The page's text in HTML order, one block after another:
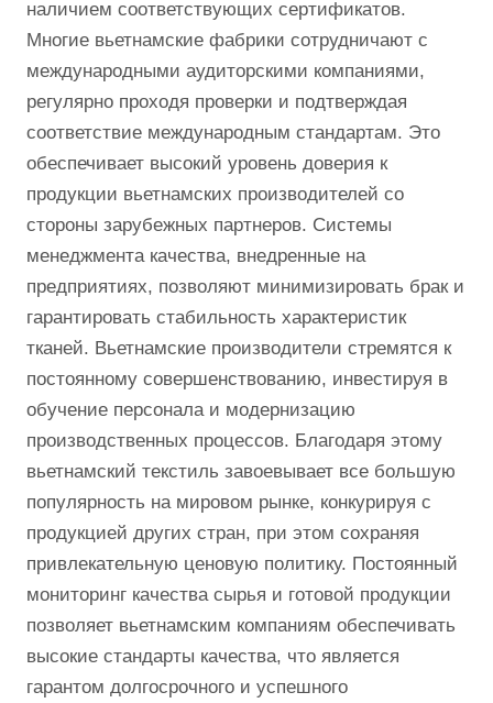
наличием соответствующих сертификатов.
Многие вьетнамские фабрики сотрудничают с
международными аудиторскими компаниями,
регулярно проходя проверки и подтверждая
соответствие международным стандартам. Это
обеспечивает высокий уровень доверия к
продукции вьетнамских производителей со
стороны зарубежных партнеров. Системы
менеджмента качества, внедренные на
предприятиях, позволяют минимизировать брак и
гарантировать стабильность характеристик
тканей. Вьетнамские производители стремятся к
постоянному совершенствованию, инвестируя в
обучение персонала и модернизацию
производственных процессов. Благодаря этому
вьетнамский текстиль завоевывает все большую
популярность на мировом рынке, конкурируя с
продукцией других стран, при этом сохраняя
привлекательную ценовую политику. Постоянный
мониторинг качества сырья и готовой продукции
позволяет вьетнамским компаниям обеспечивать
высокие стандарты качества, что является
гарантом долгосрочного и успешного